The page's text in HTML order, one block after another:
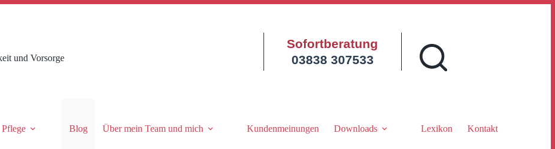
und Vorsorge
Sofortberatung
03838 307533
Pflege Blog Über mein Team und mich Kundenmeinungen Downloads Lexikon Kontakt